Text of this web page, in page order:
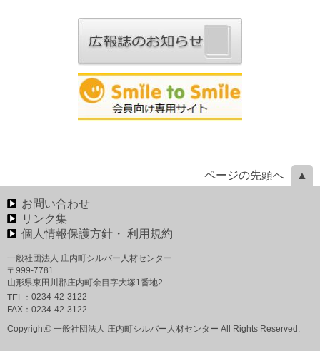
ページの先頭へ
お問い合わせ
リンク集
個人情報保護方針・ 利用規約
一般社団法人 庄内町シルバー人材センター
〒999-7781
山形県東田川郡庄内町余目字大塚1番地2
TEL： 0234-42-3122
FAX： 0234-42-3122
Copyright© 一般社団法人 庄内町シルバー人材センター All Rights Reserved.